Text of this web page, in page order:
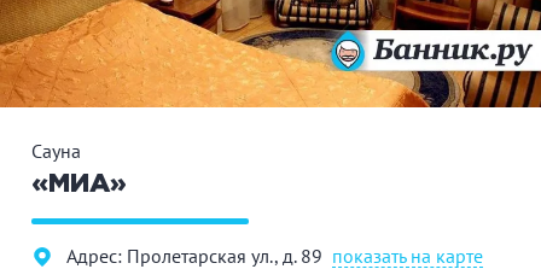
Сауна
«МИА»
Адрес: Пролетарская ул., д. 89 показать на карте